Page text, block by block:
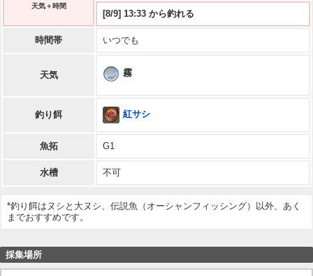
天気＋時間
[8/9] 13:33 から釣れる
時間帯 いつでも
天気 霧
釣り餌 紅サシ
魚拓 G1
水槽 不可
*釣り餌はヌシと大ヌシ、伝説魚（オーシャンフィッシング）以外、あく
までおすすめです。
採集場所